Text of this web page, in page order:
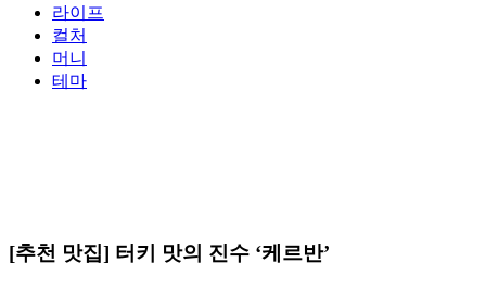
라이프
컬처
머니
테마
[추천 맛집] 터키 맛의 진수 ‘케르반’